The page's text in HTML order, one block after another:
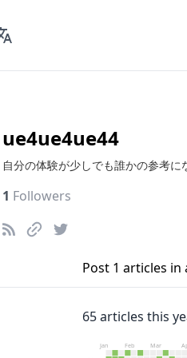
ue4ue4ue44
自分の体験が少しでも誰かの参考に
1 Followers
Post 1 articles in
65articles this
Jan Feb Mar